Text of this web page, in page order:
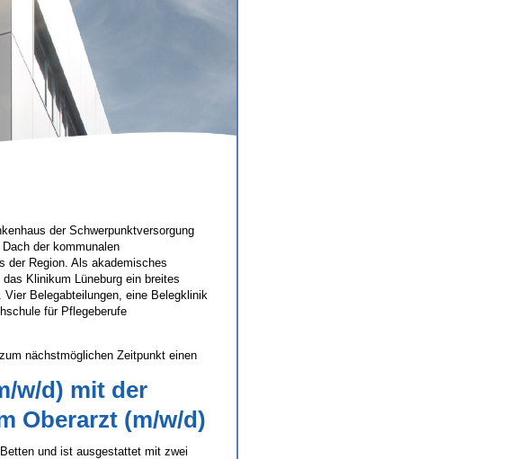
der Schwerpunktversorgung
der kommunalen
der Region. Als akademisches
Klinikum Lüneburg ein breites
Belegabteilungen, eine Belegklinik
für Pflegeberufe
zum nächstmöglichen Zeitpunkt einen
w/d) mit der
Oberarzt (m/w/d)
und ist ausgestattet mit zwei